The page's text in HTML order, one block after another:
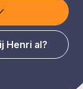
Henri al?